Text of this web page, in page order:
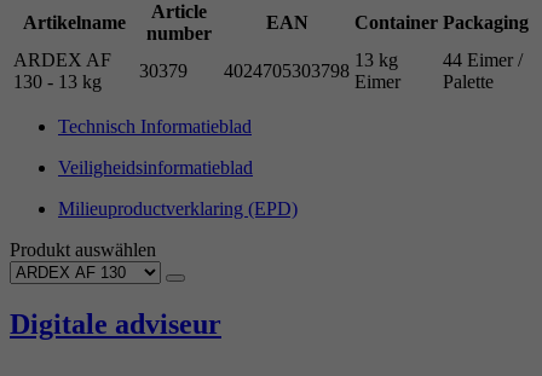
Artikelname
Article
number
EAN Container Packaging
ARDEX AF
130 - 13 kg
30379 4024705303798
13 kg
Eimer
44 Eimer /
Palette
Technisch Informatieblad
Veiligheidsinformatieblad
Milieuproductverklaring (EPD)
Produkt auswählen
Digitale adviseur